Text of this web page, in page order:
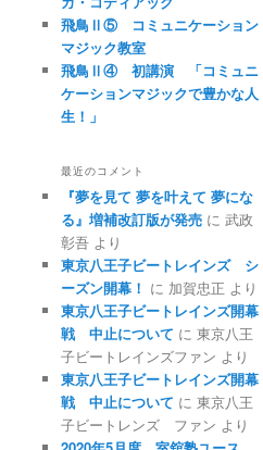
飛鳥Ⅱ⑤ コミュニケーション
マジック教室
飛鳥Ⅱ④ 初講演 「コミュニ
ケーションマジックで豊かな人
生！」
最近のコメント
『夢を見て 夢を叶えて 夢にな
る』増補改訂版が発売 に 武政
彰吾 より
東京八王子ビートレインズ シ
ーズン開幕！ に 加賀忠正 より
東京八王子ビートレインズ開幕
戦 中止について に 東京八王
子ビートレインズファン より
東京八王子ビートレインズ開幕
戦 中止について に 東京八王
子ビートレンズ ファン より